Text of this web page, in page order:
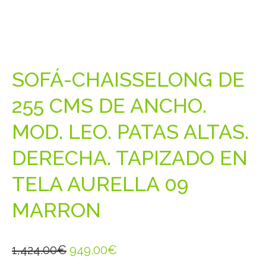
SOFÁ-CHAISSELONG DE
255 CMS DE ANCHO.
MOD. LEO. PATAS ALTAS.
DERECHA. TAPIZADO EN
TELA AURELLA 09
MARRON
1,424.00€ El
949.00€